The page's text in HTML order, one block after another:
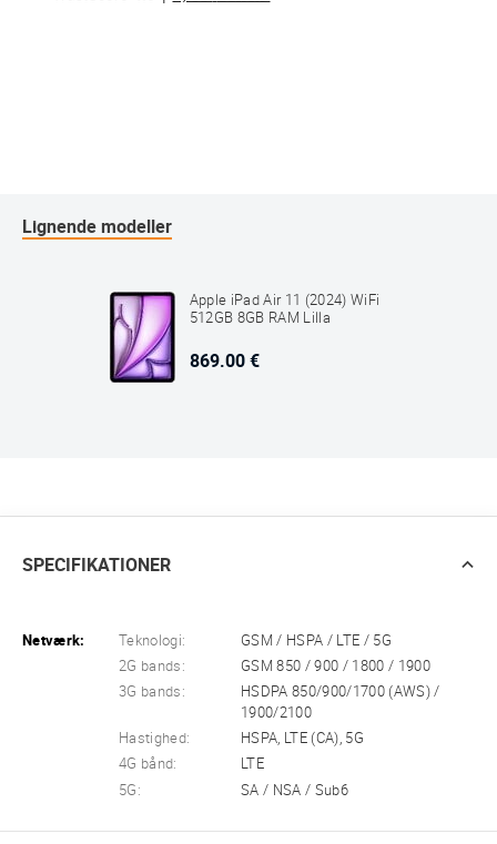
Lignende modeller
Apple iPad Air 11 (2024) WiFi
512GB 8GB RAM Lilla
869.00 €
SPECIFIKATIONER
Netværk: Teknologi:
GSM / HSPA / LTE / 5G
2G bands:
GSM 850 / 900 / 1800 / 1900
3G bands:
HSDPA 850/900/1700 (AWS) /
1900/2100
Hastighed:
HSPA, LTE (CA), 5G
4G bånd:
LTE
5G:
SA / NSA / Sub6